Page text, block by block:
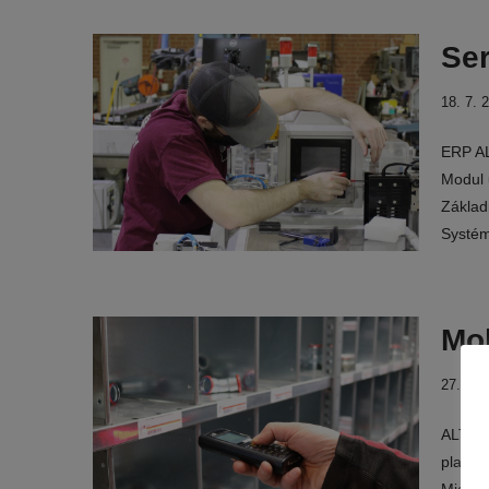
18. 7.
ERP
Modul
27. 1.